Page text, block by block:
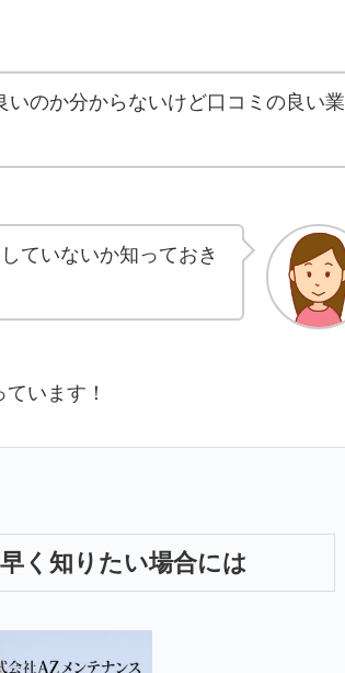
のか分からないけど口コミの良い業
ていないか知っておき
います！
く知りたい場合には